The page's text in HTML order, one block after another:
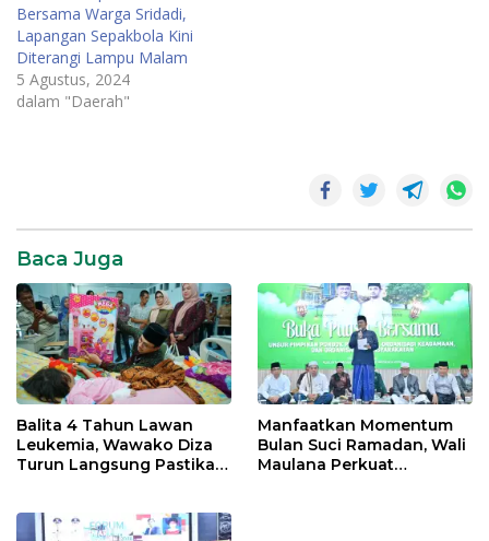
Bersama Warga Sridadi,
Lapangan Sepakbola Kini
Diterangi Lampu Malam
5 Agustus, 2024
dalam "Daerah"
Baca Juga
Balita 4 Tahun Lawan
Leukemia, Wawako Diza
Turun Langsung Pastikan
Manfaatkan Momentum
Bulan Suci Ramadan, Wali
Maulana Perkuat